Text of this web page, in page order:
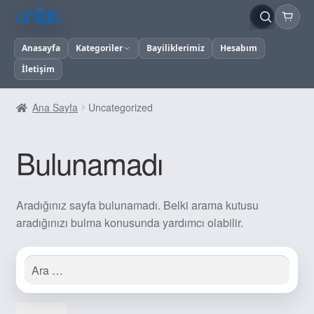
Anasayfa Kategoriler Bayiliklerimiz
Hesabım
İletişim
Ana Sayfa Uncategorized
Bulunamadı
Aradığınız sayfa bulunamadı. Belki arama kutusu
aradığınızı bulma konusunda yardımcı olabilir.
Arama: